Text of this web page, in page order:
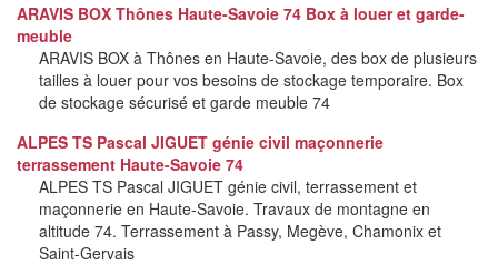
ARAVIS BOX Thônes Haute-Savoie 74 Box à louer et garde-
meuble
ARAVIS BOX à Thônes en Haute-Savoie, des box de plusieurs
tailles à louer pour vos besoins de stockage temporaire. Box
de stockage sécurisé et garde meuble 74
ALPES TS Pascal JIGUET génie civil maçonnerie
terrassement Haute-Savoie 74
ALPES TS Pascal JIGUET génie civil, terrassement et
maçonnerie en Haute-Savoie. Travaux de montagne en
altitude 74. Terrassement à Passy, Megève, Chamonix et
Saint-Gervais